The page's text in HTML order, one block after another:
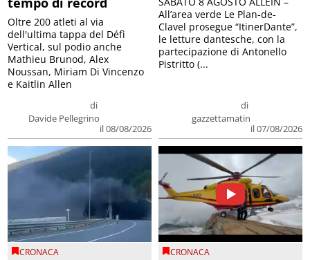
di
Davide Pellegrino
il 08/08/2026
Oltre 200 atleti al via
dell'ultima tappa del Défì
Vertical, sul podio anche
Mathieu Brunod, Alex
Noussan, Miriam Di Vincenzo
e Kaitlin Allen
di
gazzettamatin
il 07/08/2026
All’area verde Le Plan-de-
Clavel prosegue “ItinerDante”,
le letture dantesche, con la
partecipazione di Antonello
Pistritto (...
CRONACA CRONACA